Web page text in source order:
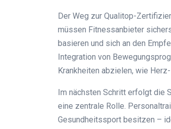
Der Weg zur Qualitop-
müssen Fitnessanbieter
basieren und sich an den
Integration von
Krankheiten abzielen, wie
Im nächsten Schritt erfolgt die
eine zentrale Rolle.
Gesundheitssport besitzen –